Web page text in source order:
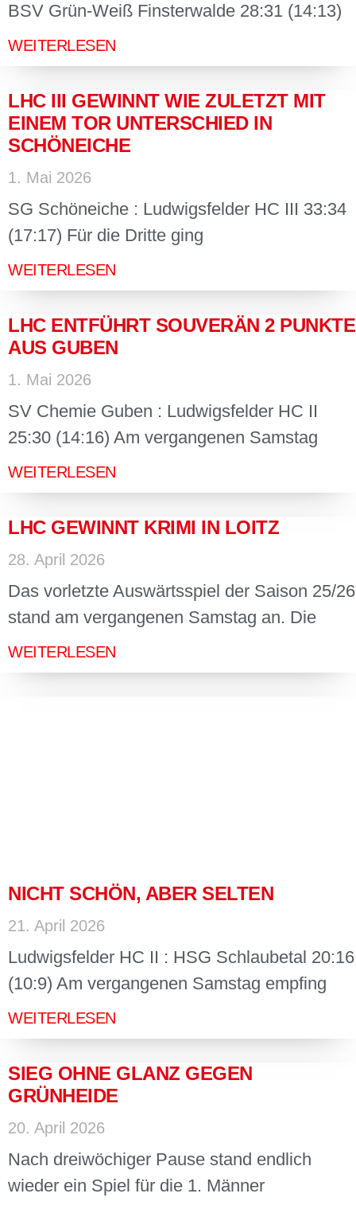
BSV Grün-Weiß Finsterwalde 28:31 (14:13)
WEITERLESEN
LHC III GEWINNT WIE ZULETZT MIT
EINEM TOR UNTERSCHIED IN
SCHÖNEICHE
1. Mai 2026
SG Schöneiche : Ludwigsfelder HC III 33:34
(17:17) Für die Dritte ging
WEITERLESEN
LHC ENTFÜHRT SOUVERÄN 2 PUNKTE
AUS GUBEN
1. Mai 2026
SV Chemie Guben : Ludwigsfelder HC II
25:30 (14:16) Am vergangenen Samstag
WEITERLESEN
LHC GEWINNT KRIMI IN LOITZ
28. April 2026
Das vorletzte Auswärtsspiel der Saison 25/26
stand am vergangenen Samstag an. Die
WEITERLESEN
NICHT SCHÖN, ABER SELTEN
21. April 2026
Ludwigsfelder HC II : HSG Schlaubetal 20:16
(10:9) Am vergangenen Samstag empfing
WEITERLESEN
SIEG OHNE GLANZ GEGEN
GRÜNHEIDE
20. April 2026
Nach dreiwöchiger Pause stand endlich
wieder ein Spiel für die 1. Männer